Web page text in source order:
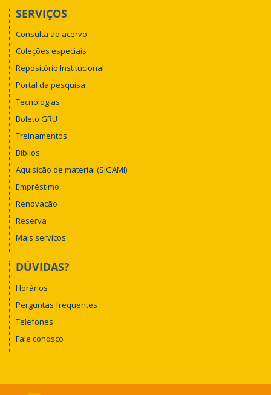
SERVIÇOS
Consulta ao acervo
Coleções especiais
Repositório Institucional
Portal da pesquisa
Tecnologias
Boleto GRU
Treinamentos
Biblios
Aquisição de material (SIGAMI)
Empréstimo
Renovação
Reserva
Mais serviços
DÚVIDAS?
Horários
Perguntas frequentes
Telefones
Fale conosco